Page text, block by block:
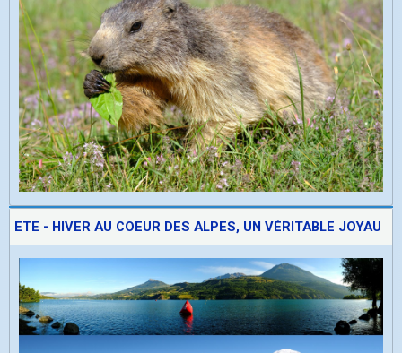
ETE - HIVER AU COEUR DES ALPES, UN VÉRITABLE JOYAU